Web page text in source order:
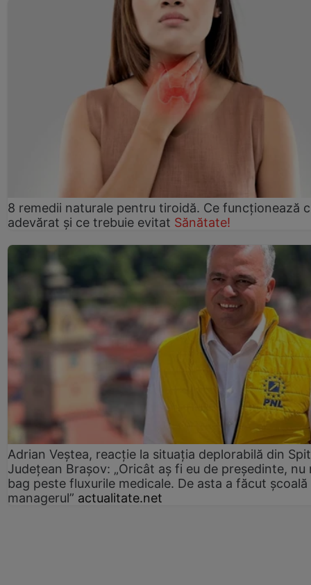
8 remedii naturale pentru tiroidă. Ce funcționează
adevărat și ce trebuie evitat Sănătate!
Adrian Veștea, reacție la situația deplorabilă din
Județean Brașov: „Oricât aș fi eu de președinte, nu
bag peste fluxurile medicale. De asta a făcut școală
managerul” actualitate.net